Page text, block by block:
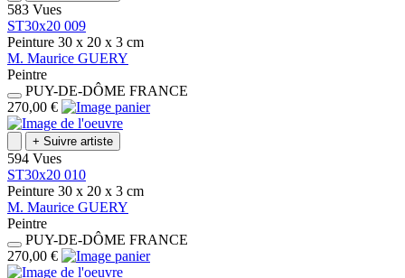
583 Vues
ST30x20 009
Peinture 30 x 20 x 3 cm
M. Maurice GUERY
Peintre
PUY-DE-DÔME FRANCE
270,00 €
+ Suivre artiste
594 Vues
ST30x20 010
Peinture 30 x 20 x 3 cm
M. Maurice GUERY
Peintre
PUY-DE-DÔME FRANCE
270,00 €